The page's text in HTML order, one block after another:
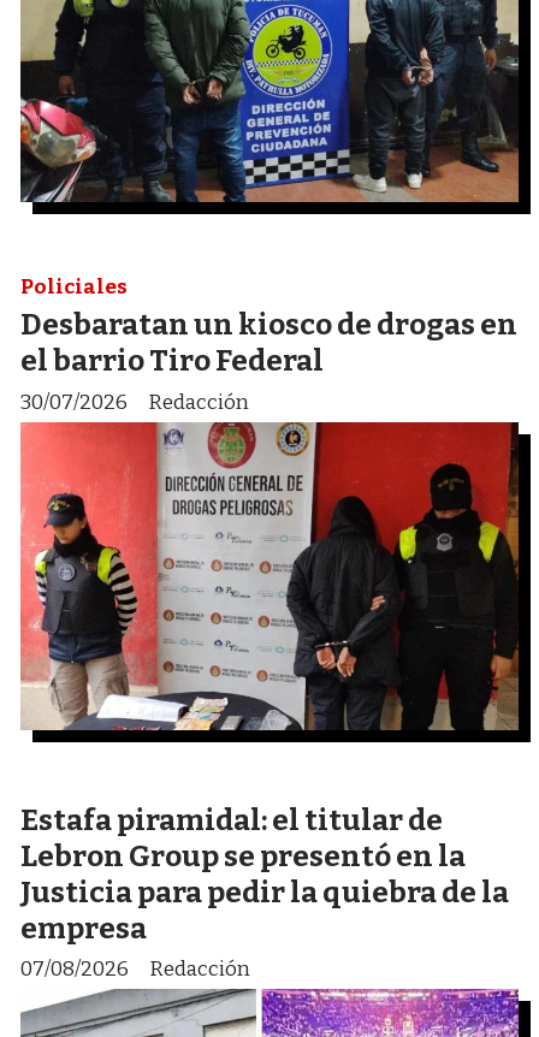
Desbaratan un kiosco de drogas en
el barrio Tiro Federal
Redacción
Policiales
30/07/2026
Estafa piramidal: el titular de
Lebron Group se presentó en la
Justicia para pedir la quiebra de la
empresa
Redacción
07/08/2026